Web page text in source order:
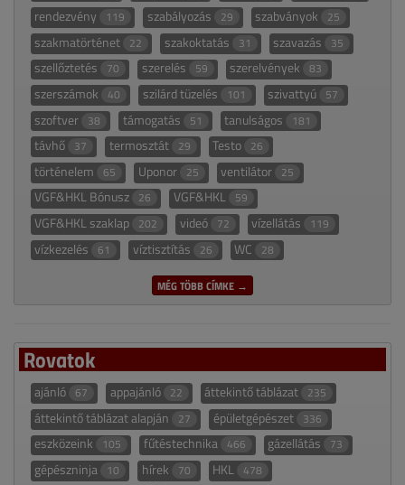
rendezvény 119 szabályozás 29 szabványok 25
szakmatörténet 22 szakoktatás 31 szavazás 35
szellőztetés 70 szerelés 59 szerelvények 83
szerszámok 40 szilárd tüzelés 101 szivattyú 57
szoftver 38 támogatás 51 tanulságos 181
távhő 37 termosztát 29 Testo 26
történelem 65 Uponor 25 ventilátor 25
VGF&HKL Bónusz 26 VGF&HKL 59
VGF&HKL szaklap 202 videó 72 vízellátás 119
vízkezelés 61 víztisztítás 26 WC 28
MÉG TÖBB CÍMKE →
Rovatok
ajánló 67 appajánló 22 áttekintő táblázat 235
áttekintő táblázat alapján 27 épületgépészet 336
eszközeink 105 fűtéstechnika 466 gázellátás 73
gépészninja 10 hírek 70 HKL 478